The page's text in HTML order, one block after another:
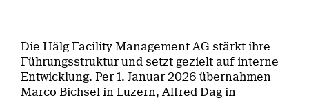
Die Hälg Facility Management AG stärkt ihre
Führungsstruktur und setzt gezielt auf interne
Entwicklung. Per 1. Januar 2026 übernahmen
Marco Bichsel in Luzern, Alfred Dag in